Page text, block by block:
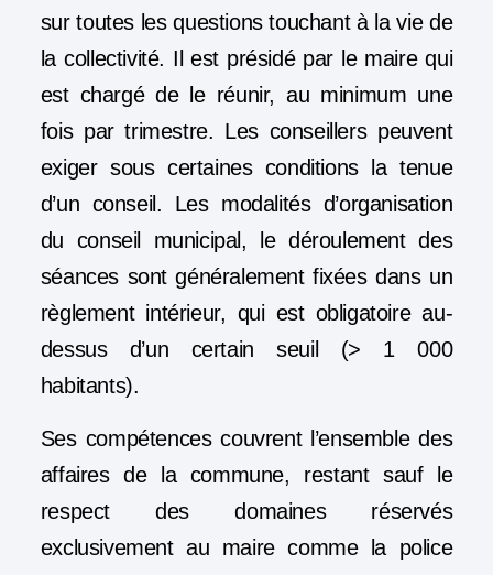
sur toutes les questions touchant à la vie de
la collectivité. Il est présidé par le maire qui
est chargé de le réunir, au minimum une
fois par trimestre. Les conseillers peuvent
exiger sous certaines conditions la tenue
d’un conseil. Les modalités d’organisation
du conseil municipal, le déroulement des
séances sont généralement fixées dans un
règlement intérieur, qui est obligatoire au-
dessus d’un certain seuil (> 1 000
habitants).
Ses compétences couvrent l’ensemble des
affaires de la commune, restant sauf le
respect des domaines réservés
exclusivement au maire comme la police